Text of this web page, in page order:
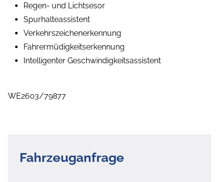
Regen- und Lichtsesor
Spurhalteassistent
Verkehrszeichenerkennung
Fahrermüdigkeitserkennung
Intelligenter Geschwindigkeitsassistent
WE2603/79877
Fahrzeuganfrage